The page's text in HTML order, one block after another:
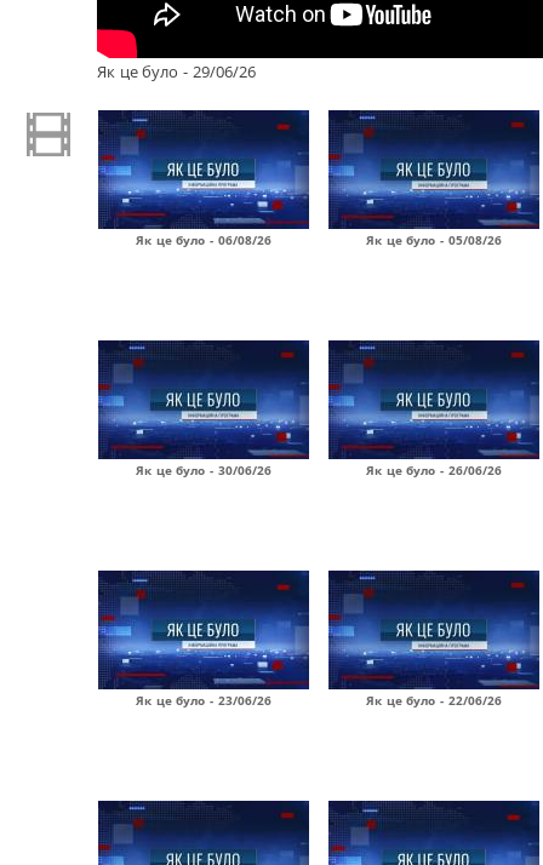
Як це було - 29/06/26
Як це було - 06/08/26 Як це було - 05/08/26
Як це було - 30/06/26 Як це було - 26/06/26
Як це було - 23/06/26 Як це було - 22/06/26